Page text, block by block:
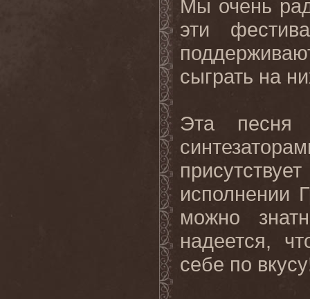
Мы очень
эти
сыграть на
Эта
исполнении
можно
надеется,
себе по